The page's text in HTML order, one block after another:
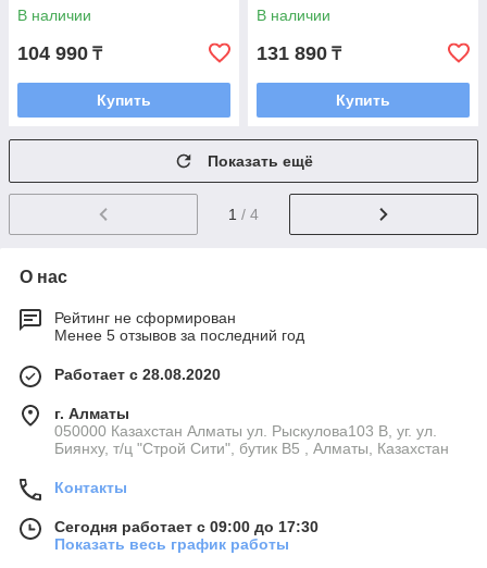
В наличии
104 990 ₸
Купить
В наличии
131 890 ₸
Купить
Показать ещё
1 / 4
О нас
Рейтинг не сформирован
Менее 5 отзывов за последний год
Работает с 28.08.2020
г. Алматы
050000 Казахстан Алматы ул. Рыскулова103 В, уг. ул.
Биянху, т/ц "Строй Сити", бутик В5 , Алматы, Казахстан
Контакты
Сегодня работает с 09:00 до 17:30
Показать весь график работы